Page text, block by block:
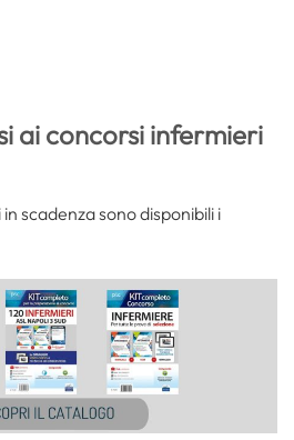
ai concorsi infermieri
scadenza sono disponibili i